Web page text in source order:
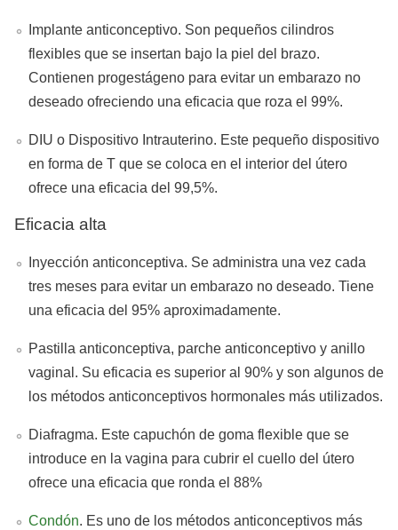
Implante anticonceptivo. Son pequeños cilindros
flexibles que se insertan bajo la piel del brazo.
Contienen progestágeno para evitar un embarazo no
deseado ofreciendo una eficacia que roza el 99%.
DIU o Dispositivo Intrauterino. Este pequeño dispositivo
en forma de T que se coloca en el interior del útero
ofrece una eficacia del 99,5%.
Eficacia alta
Inyección anticonceptiva. Se administra una vez cada
tres meses para evitar un embarazo no deseado. Tiene
una eficacia del 95% aproximadamente.
Pastilla anticonceptiva, parche anticonceptivo y anillo
vaginal. Su eficacia es superior al 90% y son algunos de
los métodos anticonceptivos hormonales más utilizados.
Diafragma. Este capuchón de goma flexible que se
introduce en la vagina para cubrir el cuello del útero
ofrece una eficacia que ronda el 88%
Condón. Es uno de los métodos anticonceptivos más